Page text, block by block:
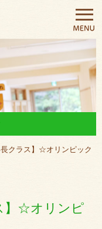
クラス】☆オリンピック
】☆オリンピ